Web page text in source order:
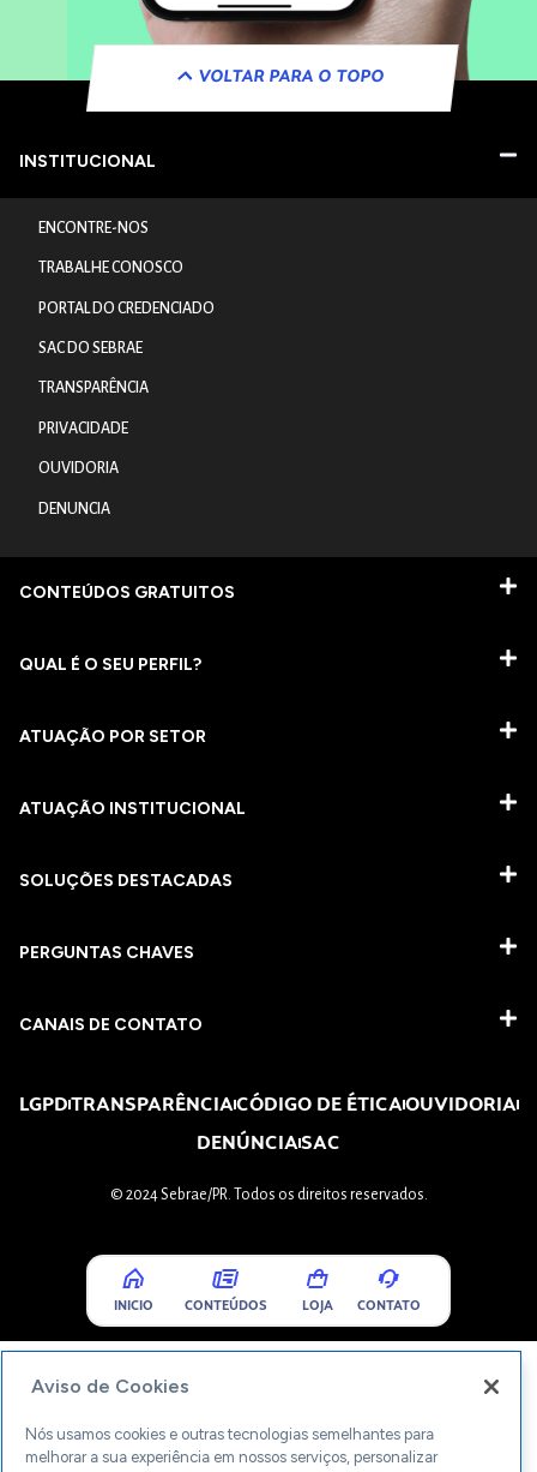
VOLTAR PARA O TOPO
INSTITUCIONAL
ENCONTRE-NOS
TRABALHE CONOSCO
PORTAL DO CREDENCIADO
SAC DO SEBRAE
TRANSPARÊNCIA
PRIVACIDADE
OUVIDORIA
DENUNCIA
CONTEÚDOS GRATUITOS
QUAL É O SEU PERFIL?
ATUAÇÃO POR SETOR
ATUAÇÃO INSTITUCIONAL
SOLUÇÕES DESTACADAS
PERGUNTAS CHAVES​
CANAIS DE CONTATO
LGPDTRANSPARÊNCIACÓDIGO DE ÉTICAOUVIDORIA
DENÚNCIASAC
© 2024 Sebrae/PR. Todos os direitos reservados.
INICIO CONTEÚDOS LOJA CONTATO
Aviso de Cookies
Nós usamos cookies e outras tecnologias semelhantes para
melhorar a sua experiência em nossos serviços, personalizar